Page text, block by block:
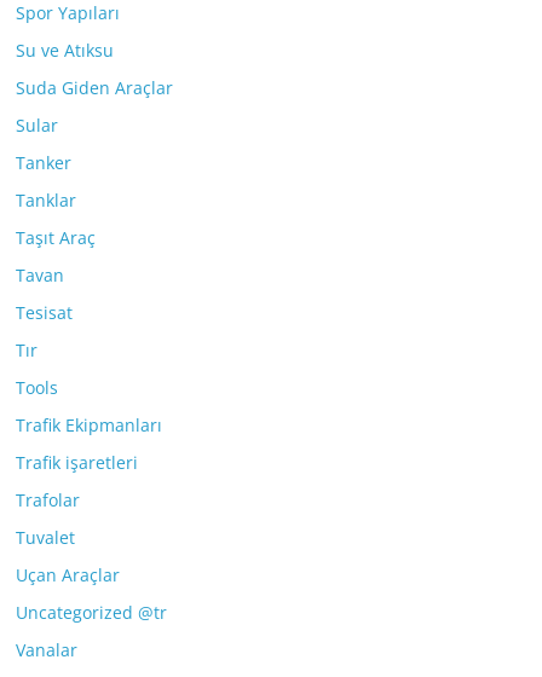
Spor Yapıları
Su ve Atıksu
Suda Giden Araçlar
Sular
Tanker
Tanklar
Taşıt Araç
Tavan
Tesisat
Tır
Tools
Trafik Ekipmanları
Trafik işaretleri
Trafolar
Tuvalet
Uçan Araçlar
Uncategorized @tr
Vanalar